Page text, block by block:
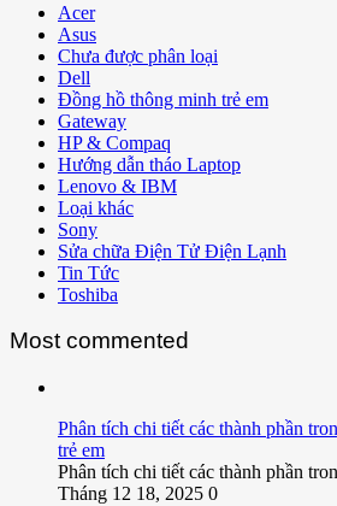
Acer
Asus
Chưa được phân loại
Dell
Đồng hồ thông minh trẻ em
Gateway
HP & Compaq
Hướng dẫn tháo Laptop
Lenovo & IBM
Loại khác
Sony
Sửa chữa Điện Tử Điện Lạnh
Tin Tức
Toshiba
Most commented
Phân tích chi tiết các thành phần
trẻ em
Phân tích chi tiết các thành phần
Tháng 12 18, 2025 0